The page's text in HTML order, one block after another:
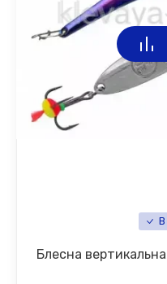
В
Блесна